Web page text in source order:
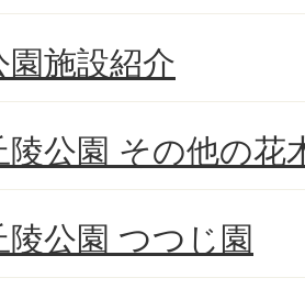
園施設紹介
陵公園 その他の花
陵公園 つつじ園